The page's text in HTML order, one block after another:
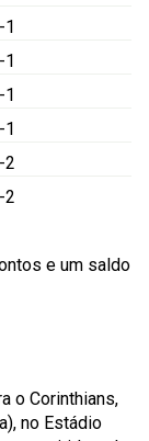
-1
-1
-1
-1
-2
-2
e um saldo
o Corinthians,
no Estádio